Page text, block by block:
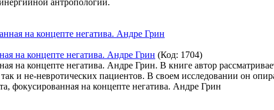
на концепте негатива. Андре Грин (Код: 1704)
концепте негатива. Андре Грин. В книге автор
и не-невротических пациентов. В своем исследовании он
на концепте негатива. Андре Грин